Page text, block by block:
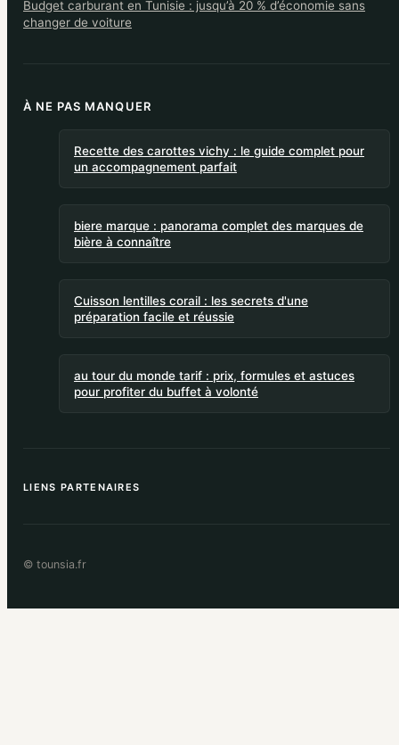
Budget carburant en Tunisie : jusqu’à 20 % d’économie sans
changer de voiture
À NE PAS MANQUER
Recette des carottes vichy : le guide complet pour
un accompagnement parfait
biere marque : panorama complet des marques de
bière à connaître
Cuisson lentilles corail : les secrets d'une
préparation facile et réussie
au tour du monde tarif : prix, formules et astuces
pour profiter du buffet à volonté
LIENS PARTENAIRES
© tounsia.fr